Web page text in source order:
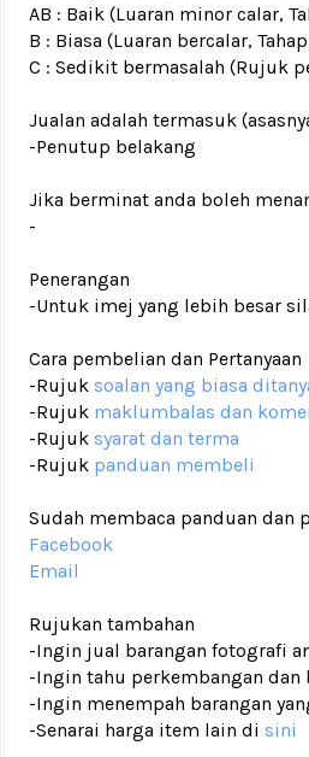
AB : Baik (Luaran minor calar,
B : Biasa (Luaran bercalar,
C : Sedikit bermasalah (Rujuk
Jualan adalah termasuk
-Penutup belakang
Jika berminat anda boleh
-
Penerangan
-Untuk imej yang lebih besar
Cara pembelian dan Pertanyaan
-Rujuk soalan yang biasa
-Rujuk maklumbalas dan
-Rujuk syarat dan terma
-Rujuk panduan membeli
Sudah membaca panduan dan
Facebook
Email
Rujukan tambahan
-Ingin jual barangan fotografi
-Ingin tahu perkembangan dan
-Ingin menempah barangan
-Senarai harga item lain di sini